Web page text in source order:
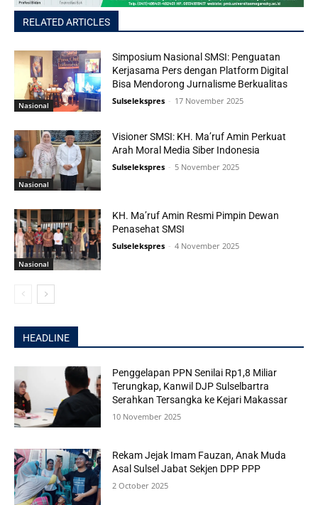
RELATED ARTICLES
Nasional
Simposium Nasional SMSI: Penguatan
Kerjasama Pers dengan Platform Digital
Bisa Mendorong Jurnalisme Berkualitas
Sulselekspres - 17 November 2025
Nasional
Visioner SMSI: KH. Ma’ruf Amin Perkuat
Arah Moral Media Siber Indonesia
Sulselekspres - 5 November 2025
Nasional
KH. Ma’ruf Amin Resmi Pimpin Dewan
Penasehat SMSI
Sulselekspres - 4 November 2025
HEADLINE
Penggelapan PPN Senilai Rp1,8 Miliar
Terungkap, Kanwil DJP Sulselbartra
Serahkan Tersangka ke Kejari Makassar
10 November 2025
Rekam Jejak Imam Fauzan, Anak Muda
Asal Sulsel Jabat Sekjen DPP PPP
2 October 2025